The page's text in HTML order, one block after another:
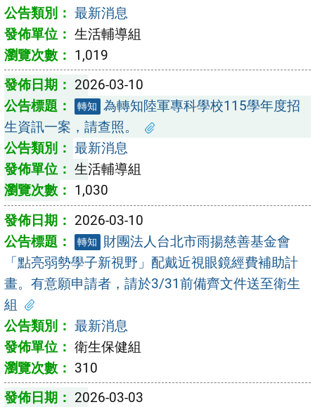
最新消息
生活輔導組
1,019
2026-03-10
轉知 為轉知陸軍專科學校115學年度招
生資訊一案，請查照。
最新消息
生活輔導組
1,030
2026-03-10
轉知
財團法人台北市雨揚慈善基金會
「點亮弱勢學子新視野」配戴近視眼鏡經費補助計
畫。有意願申請者，請於3/31前備齊文件送至衛生
組
最新消息
衛生保健組
310
2026-03-03